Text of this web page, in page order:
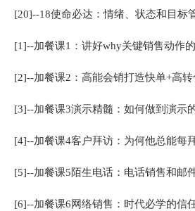
[20]--18使命必达：情绪、状态和目标
[1]--加餐课1：讲好why关键销售动作
[2]--加餐课2：高能会销打造快单+高
[3]--加餐课3演示精髓：如何做到演示
[4]--加餐课4客户拜访：为何他总能每
[5]--加餐课5陌生电话：电话销售和邮
[6]--加餐课6网络销售：时代必学的信